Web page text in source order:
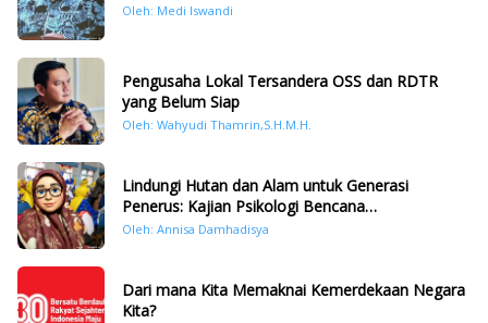
Oleh: Medi Iswandi
Pengusaha Lokal Tersandera OSS dan RDTR
yang Belum Siap
Oleh: Wahyudi Thamrin,S.H.M.H.
Lindungi Hutan dan Alam untuk Generasi
Penerus: Kajian Psikologi Bencana
Hidrometeorologi di Sumatera Pasca Tragedi
Oleh: Annisa Damhadisya
Dari mana Kita Memaknai Kemerdekaan Negara
Kita?